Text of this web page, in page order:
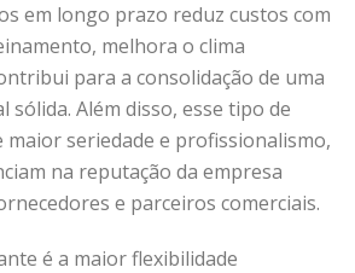
em longo prazo reduz custos com
melhora o clima
para a consolidação de uma
Além disso, esse tipo de
seriedade e profissionalismo,
na reputação da empresa
e parceiros comerciais.
é a maior flexibilidade